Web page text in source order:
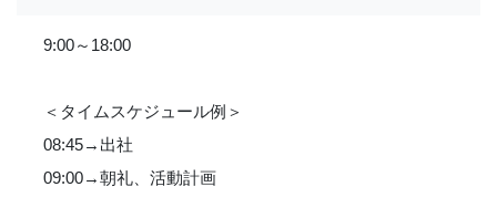
9:00～18:00
＜タイムスケジュール例＞
08:45→出社
09:00→朝礼、活動計画